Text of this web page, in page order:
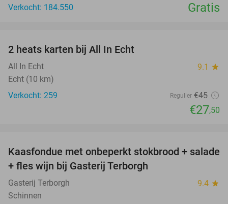
Verkocht: 184.550
Gratis
2 heats karten bij All In Echt
All In Echt 9.1 star
Echt (10 km)
Verkocht: 259
Regulier €45
€27,50
44%
Kaasfondue met onbeperkt stokbrood + salade
+ fles wijn bij Gasterij Terborgh
Gasterij Terborgh 9.4 star
Schinnen